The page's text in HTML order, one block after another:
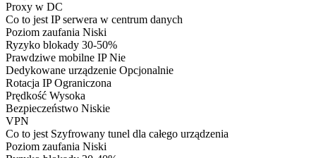
Proxy w DC
Co to jestIP serwera w centrum danych
Poziom zaufania Niski
Ryzyko blokady 30-50%
Prawdziwe mobilne IPNie
Dedykowane urządzenie Opcjonalnie
Rotacja IPOgraniczona
Prędkość Wysoka
Bezpieczeństwo Niskie
VPN
Co to jest Szyfrowany tunel dla całego urządzenia
Poziom zaufania Niski